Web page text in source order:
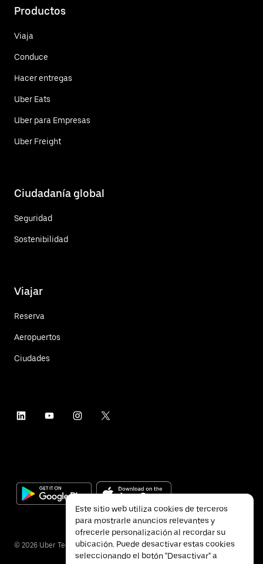
Productos
Viaja
Conduce
Hacer entregas
Uber Eats
Uber para Empresas
Uber Freight
Ciudadanía global
Seguridad
Sostenibilidad
Viajar
Reserva
Aeropuertos
Ciudades
© 2026 Uber Technologies Inc.
Este sitio web utiliza cookies de terceros
para mostrarle anuncios relevantes y
ofrecerle personalización al recordar su
ubicación. Puede desactivar estas cookies
seleccionando el botón "Desactivar" a